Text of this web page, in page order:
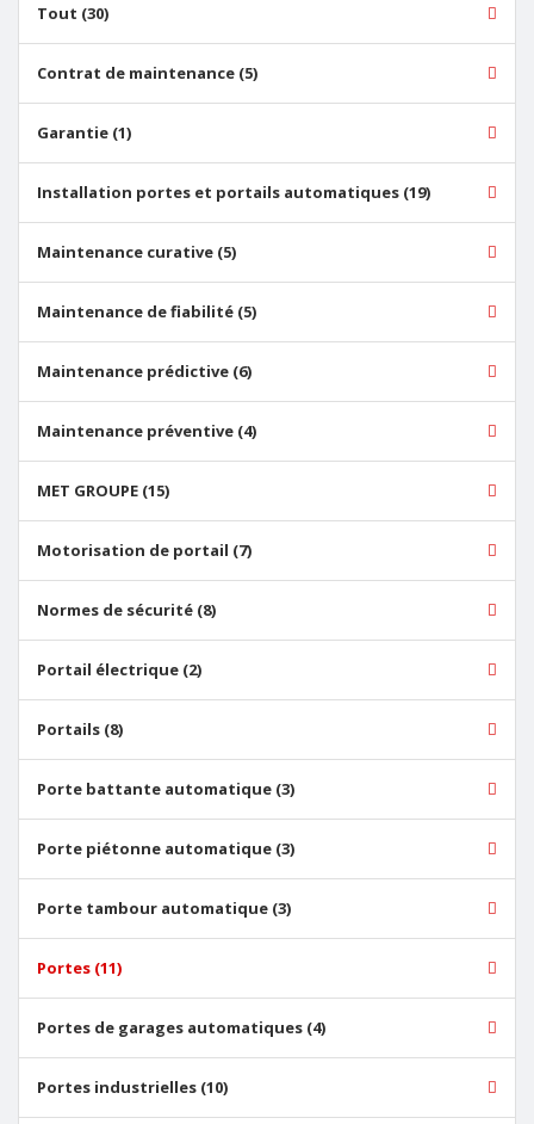
Tout (30)
Contrat de maintenance (5)
Garantie (1)
Installation portes et portails automatiques (19)
Maintenance curative (5)
Maintenance de fiabilité (5)
Maintenance prédictive (6)
Maintenance préventive (4)
MET GROUPE (15)
Motorisation de portail (7)
Normes de sécurité (8)
Portail électrique (2)
Portails (8)
Porte battante automatique (3)
Porte piétonne automatique (3)
Porte tambour automatique (3)
Portes (11)
Portes de garages automatiques (4)
Portes industrielles (10)